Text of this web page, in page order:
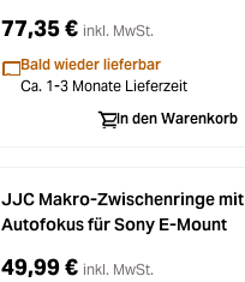
77,35 € inkl. MwSt.
Bald wieder lieferbar
Ca. 1-3 Monate Lieferzeit
In den Warenkorb
JJC Makro-Zwischenringe mit
Autofokus für Sony E-Mount
49,99 € inkl. MwSt.